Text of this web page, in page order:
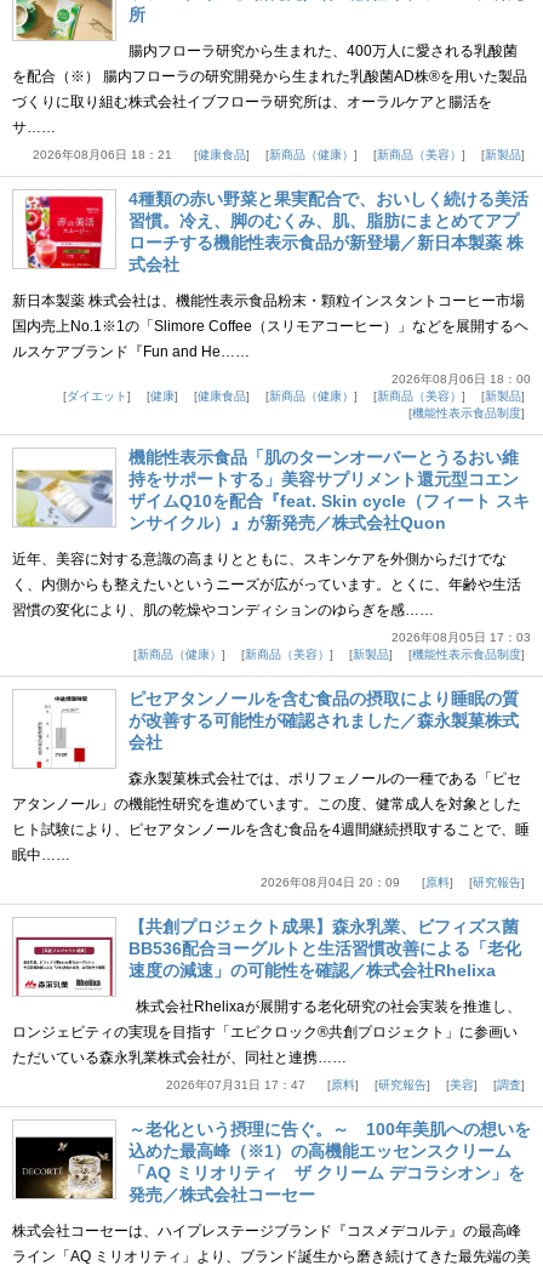
所
腸内フローラ研究から生まれた、400万人に愛される乳酸菌
を配合（※） 腸内フローラの研究開発から生まれた乳酸菌AD株®を用いた製品
づくりに取り組む株式会社イブフローラ研究所は、オーラルケアと腸活を
サ……
2026年08月06日 18：21 健康食品 新商品（健康） 新商品（美容） 新製品
4種類の赤い野菜と果実配合で、おいしく続ける美活
習慣。冷え、脚のむくみ、肌、脂肪にまとめてアプ
ローチする機能性表示食品が新登場／新日本製薬 株
式会社
新日本製薬 株式会社は、機能性表示食品粉末・顆粒インスタントコーヒー市場
国内売上No.1※1の「Slimore Coffee（スリモアコーヒー）」などを展開するヘ
ルスケアブランド『Fun and He……
2026年08月06日 18：00
ダイエット
健康 健康食品 新商品（健康） 新商品（美容）
新製品
機能性表示食品制度
機能性表示食品「肌のターンオーバーとうるおい維
持をサポートする」美容サプリメント還元型コエン
ザイムQ10を配合『feat. Skin cycle（フィート スキ
ンサイクル）』が新発売／株式会社Quon
近年、美容に対する意識の高まりとともに、スキンケアを外側からだけでな
く、内側からも整えたいというニーズが広がっています。とくに、年齢や生活
習慣の変化により、肌の乾燥やコンディションのゆらぎを感……
2026年08月05日 17：03
新商品（健康）
新商品（美容） 新製品 機能性表示食品制度
ピセアタンノールを含む食品の摂取により睡眠の質
が改善する可能性が確認されました／森永製菓株式
会社
森永製菓株式会社では、ポリフェノールの一種である「ピセ
アタンノール」の機能性研究を進めています。この度、健常成人を対象とした
ヒト試験により、ピセアタンノールを含む食品を4週間継続摂取することで、睡
眠中……
2026年08月04日 20：09 原料 研究報告
【共創プロジェクト成果】森永乳業、ビフィズス菌
BB536配合ヨーグルトと生活習慣改善による「老化
速度の減速」の可能性を確認／株式会社Rhelixa
株式会社Rhelixaが展開する老化研究の社会実装を推進し、
ロンジェビティの実現を目指す「エピクロック®共創プロジェクト」に参画い
ただいている森永乳業株式会社が、同社と連携……
2026年07月31日 17：47 原料 研究報告 美容 調査
～老化という摂理に告ぐ。～ 100年美肌への想いを
込めた最高峰（※1）の高機能エッセンスクリーム
「AQ ミリオリティ ザ クリーム デコラシオン」を
発売／株式会社コーセー
株式会社コーセーは、ハイプレステージブランド『コスメデコルテ』の最高峰
ライン「AQ ミリオリティ」より、ブランド誕生から磨き続けてきた最先端の美